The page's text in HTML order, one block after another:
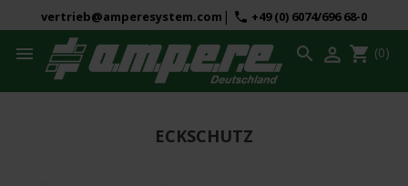
vertrieb@amperesystem.com | phone +49 (0) 6074/696 68-0
 shopping_cart (0)


ECKSCHUTZ